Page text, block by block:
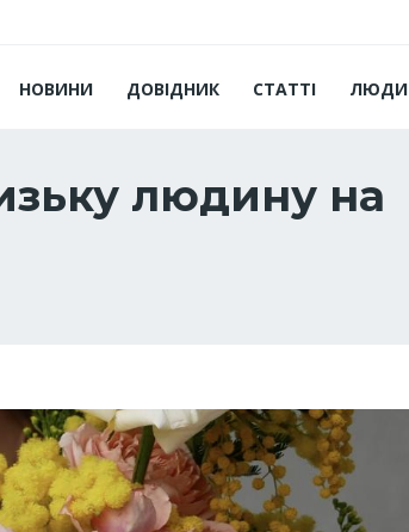
НОВИНИ ДОВІДНИК СТАТТІ ЛЮДИ
людину на